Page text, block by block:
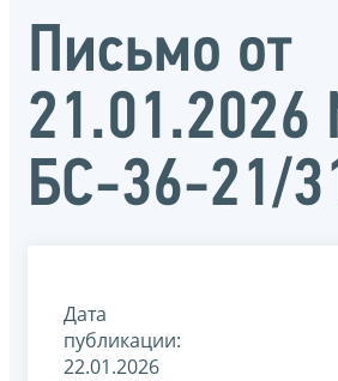
Письмо от
БС-36-21/
Дата
публикации:
22.01.2026